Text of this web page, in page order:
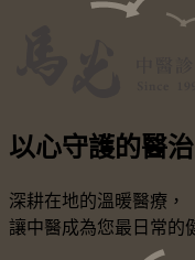
以心守護的醫
深耕在地的溫暖醫療，
讓中醫成為您最日常的